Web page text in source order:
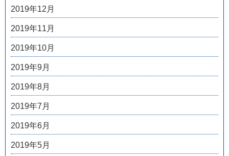
2019年12月
2019年11月
2019年10月
2019年9月
2019年8月
2019年7月
2019年6月
2019年5月